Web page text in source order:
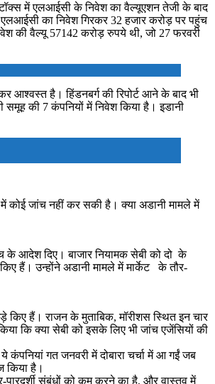
में एलआईसी के निवेश का वैल्यूएशन तेजी के बाद
का निवेश गिरकर 32 हजार करोड़ पर पहुंच
की वैल्यू 57142 करोड़ रुपये थी, जो 27 फरवरी
है। हिंडनबर्ग की रिपोर्ट आने के बाद भी
की 7 कंपनियों में निवेश किया है। इडानी
में कोई जांच नहीं कर सकी है। क्या अडानी मामले में
के आदेश दिए। बाजार नियामक सेबी को दो के
हैं। उन्होंने अडानी मामले में मार्केट के तौर-
किए हैं। राजन के मुताबिक, मॉरीशस स्थित इन चार
कि क्या सेबी को इसके लिए भी जांच एजेंसियों की
गत जनवरी में दोबारा चर्चा में आ गईं जब
किया है।
पारदर्शी संबंधों को कम करने का है, और वास्तव में